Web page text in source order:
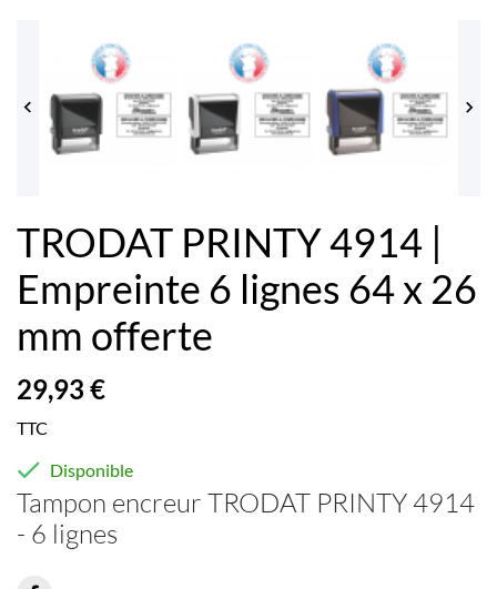
 
TRODAT PRINTY 4914 |
Empreinte 6 lignes 64 x 26
mm offerte
29,93 €
TTC
 Disponible
Tampon encreur TRODAT PRINTY 4914
- 6 lignes